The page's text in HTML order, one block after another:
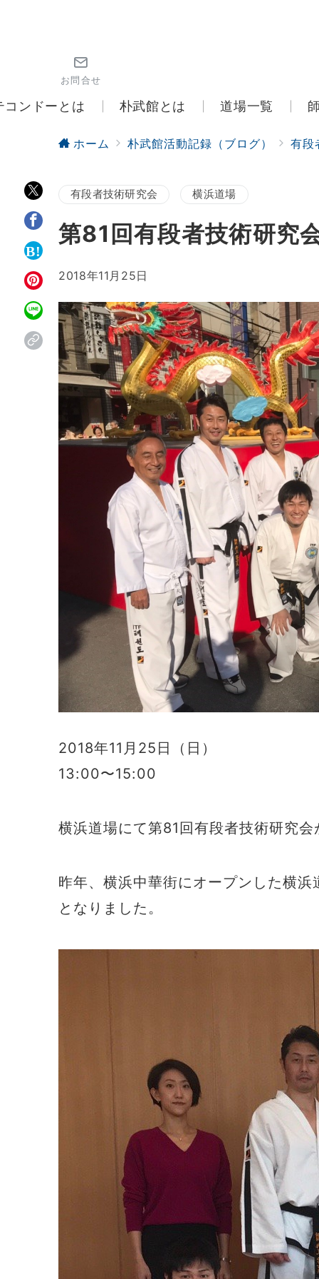
お問合せ
コンドーとは 朴武館とは 道場一覧
ホーム 朴武館活動記録（ブログ） 有段
有段者技術研究会 横浜道場
第81回有段者技術研究
2018年11月25日
2018年11月25日（日）
13:00〜15:00
横浜道場にて第81回有段者技術研究
昨年、横浜中華街にオープンした横
となりました。